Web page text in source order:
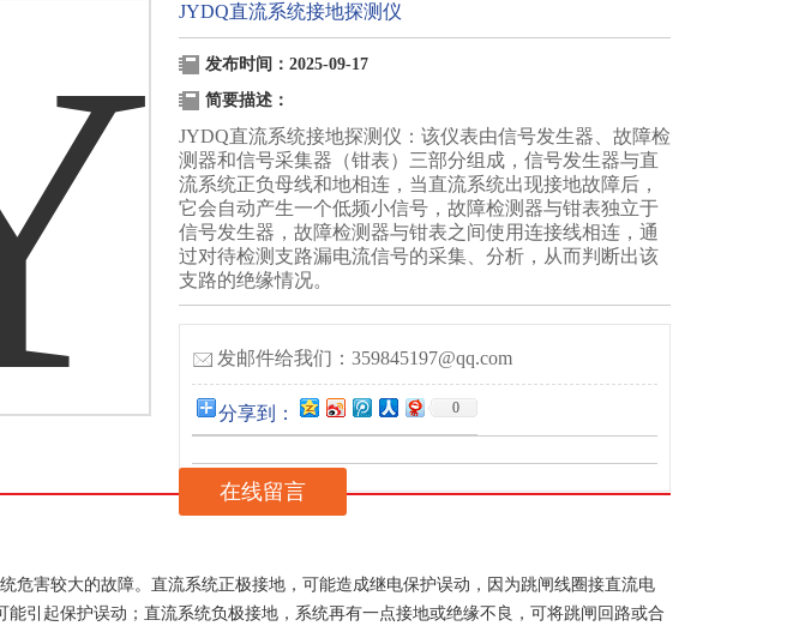
JYDQ直流系统接地探测仪
发布时间：2025-09-17
简要描述：
JYDQ直流系统接地探测仪：该仪表由信号发生器、故障检
测器和信号采集器（钳表）三部分组成，信号发生器与直
流系统正负母线和地相连，当直流系统出现接地故障后，
它会自动产生一个低频小信号，故障检测器与钳表独立于
信号发生器，故障检测器与钳表之间使用连接线相连，通
过对待检测支路漏电流信号的采集、分析，从而判断出该
支路的绝缘情况。
发邮件给我们：359845197@qq.com
分享到： 0
在线留言
害较大的故障。直流系统正极接地，可能造成继电保护误动，因为跳闸线圈接直流电
引起保护误动；直流系统负极接地，系统再有一点接地或绝缘不良，可将跳闸回路或合